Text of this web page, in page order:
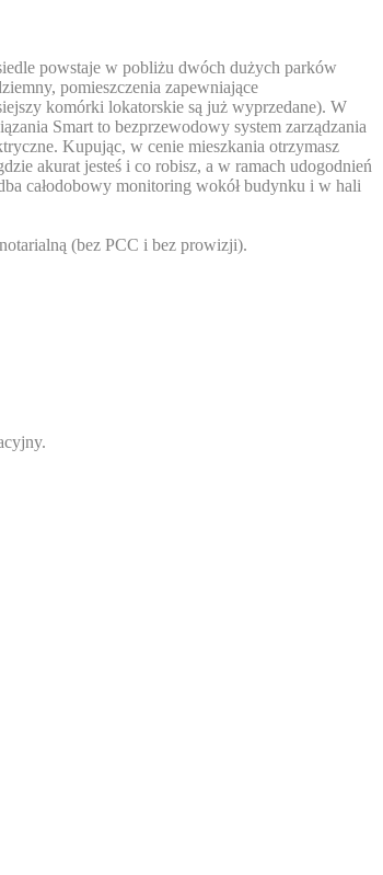
powstaje w pobliżu dwóch dużych parków
pomieszczenia zapewniające
komórki lokatorskie są już wyprzedane). W
Smart to bezprzewodowy system zarządzania
Kupując, w cenie mieszkania otrzymasz
akurat jesteś i co robisz, a w ramach udogodnień
całodobowy monitoring wokół budynku i w hali
(bez PCC i bez prowizji).